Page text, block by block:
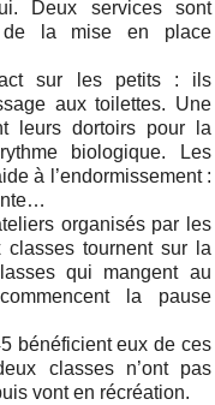
Deux services sont
de la mise en place
sur les petits : ils
aux toilettes. Une
leurs dortoirs pour la
biologique. Les
à l’endormissement :
organisés par les
classes tournent sur la
qui mangent au
la pause
bénéficient eux de ces
classes n’ont pas
vont en récréation.